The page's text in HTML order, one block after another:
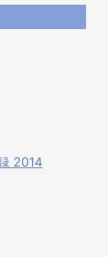
2014